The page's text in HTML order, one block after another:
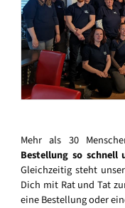
Mehr als 30
Bestellung so schnell
Gleichzeitig steht
Dich mit Rat und Tat
eine Bestellung oder